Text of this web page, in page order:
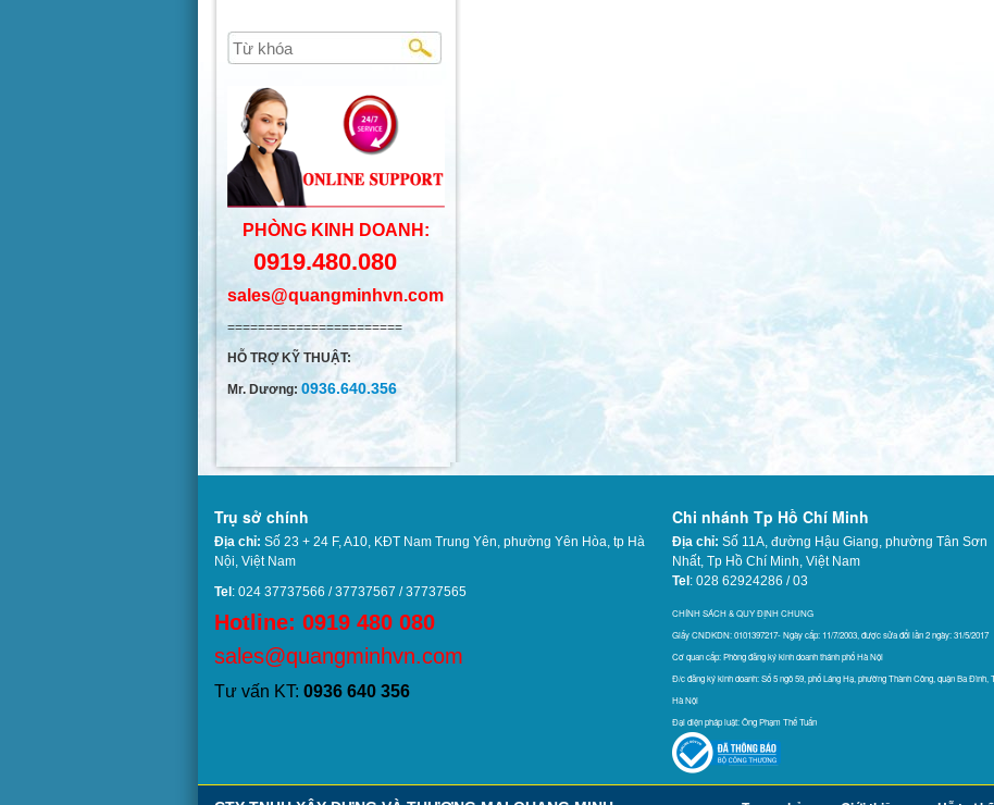
PHÒNG KINH DOANH:
0919.480.080
sales@quangminhvn.com
=======================
HỖ TRỢ KỸ THUẬT:
Mr. Dương: 0936.640.356
Trụ sở chính
Địa chỉ: Số 23 + 24 F, A10, KĐT Nam Trung Yên, phường Yên Hòa, tp Hà
Nội, Việt Nam
Tel : 024 37737566 / 37737567 / 37737565
Hotline: 0919 480 080
sales@quangminhvn.com
Tư vấn KT: 0936 640 356
Chi nhánh Tp Hồ Chí Minh
Địa chỉ: Số 11A, đường Hậu Giang, phường Tân Sơn
Nhất, Tp Hồ Chí Minh, Việt Nam
Tel : 028 62924286 / 03
CHÍNH SÁCH & QUY ĐỊNH CHUNG
Giấy CNDKDN: 0101397217- Ngày cấp: 11/7/2003, được sửa đổi lần 2 ngày: 31/5/2017
Cơ quan cấp: Phòng đăng ký kinh doanh thánh phố Hà Nội
Đ/c đăng ký kinh doanh: Số 5 ngõ 59, phố Láng Hạ, phường Thành Công, quận Ba Đình,
Hà Nội
Đại diện pháp luật: Ông Phạm Thế Tuấn